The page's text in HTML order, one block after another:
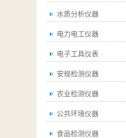
水质分析仪器
电力电工仪器
电子工具仪表
安规检测仪器
农业检测仪器
公共环境仪器
食品检测仪器